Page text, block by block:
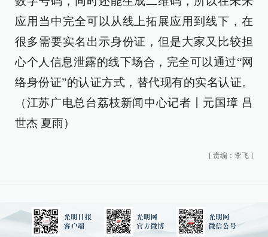
应用当中完全可以从线上拓展应用到线下，在
很多需要实名出示身份证，但是大家又比较担
心个人信息泄露的线下场合，完全可以通过“网
络身份证”的认证方式，替代现有的实名认证。
（江苏广电总台荔枝新闻中心记者丨元国璋 吕
世杰 夏雨）
[ 责编：李飞 ]